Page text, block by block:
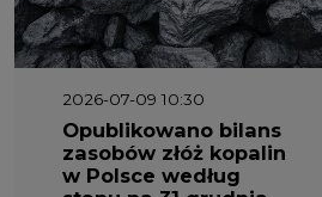
2026-07-09 10:30
Opublikowano bilans
zasobów złóż kopalin
w Polsce według
stanu na 31 grudnia
2025 r.